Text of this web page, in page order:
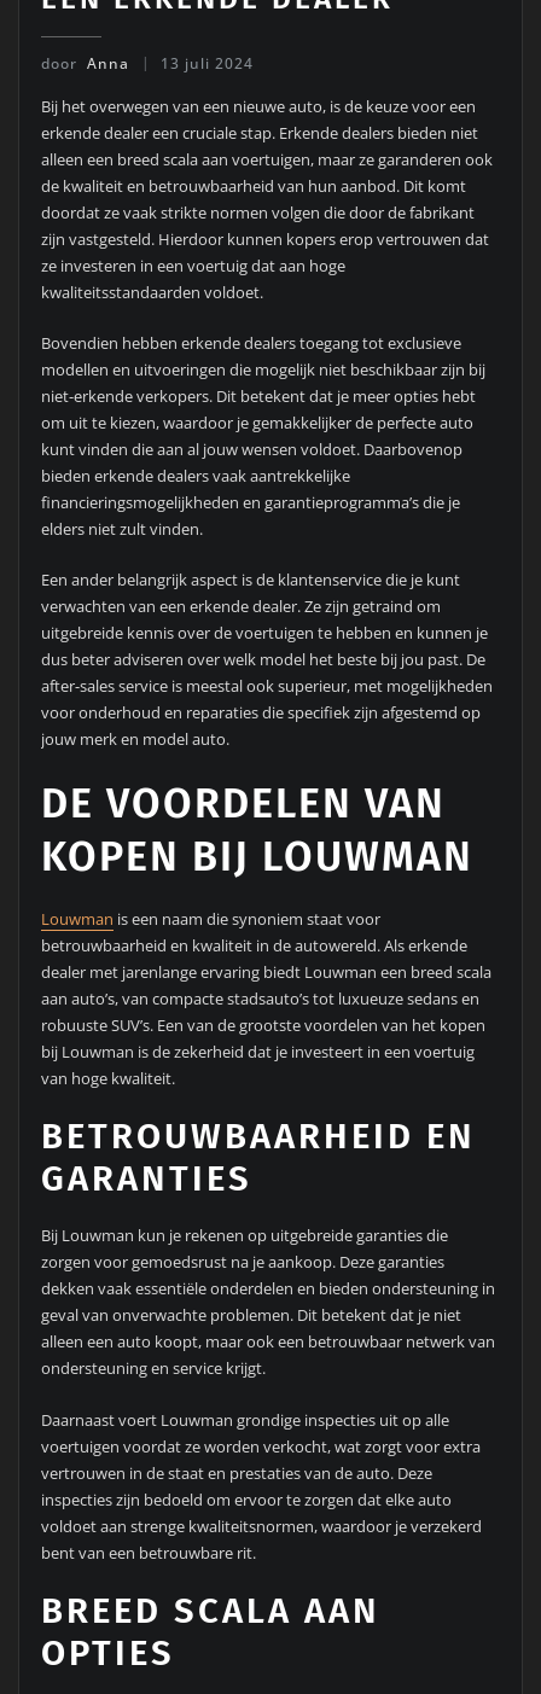
door Anna 13 juli 2024
Bij het overwegen van een nieuwe auto, is de keuze voor een
erkende dealer een cruciale stap. Erkende dealers bieden niet
alleen een breed scala aan voertuigen, maar ze garanderen ook
de kwaliteit en betrouwbaarheid van hun aanbod. Dit komt
doordat ze vaak strikte normen volgen die door de fabrikant
zijn vastgesteld. Hierdoor kunnen kopers erop vertrouwen dat
ze investeren in een voertuig dat aan hoge
kwaliteitsstandaarden voldoet.
Bovendien hebben erkende dealers toegang tot exclusieve
modellen en uitvoeringen die mogelijk niet beschikbaar zijn bij
niet-erkende verkopers. Dit betekent dat je meer opties hebt
om uit te kiezen, waardoor je gemakkelijker de perfecte auto
kunt vinden die aan al jouw wensen voldoet. Daarbovenop
bieden erkende dealers vaak aantrekkelijke
financieringsmogelijkheden en garantieprogramma’s die je
elders niet zult vinden.
Een ander belangrijk aspect is de klantenservice die je kunt
verwachten van een erkende dealer. Ze zijn getraind om
uitgebreide kennis over de voertuigen te hebben en kunnen je
dus beter adviseren over welk model het beste bij jou past. De
after-sales service is meestal ook superieur, met mogelijkheden
voor onderhoud en reparaties die specifiek zijn afgestemd op
jouw merk en model auto.
DE VOORDELEN VAN
KOPEN BIJ LOUWMAN
Louwman is een naam die synoniem staat voor
betrouwbaarheid en kwaliteit in de autowereld. Als erkende
dealer met jarenlange ervaring biedt Louwman een breed scala
aan auto’s, van compacte stadsauto’s tot luxueuze sedans en
robuuste SUV’s. Een van de grootste voordelen van het kopen
bij Louwman is de zekerheid dat je investeert in een voertuig
van hoge kwaliteit.
BETROUWBAARHEID EN
GARANTIES
Bij Louwman kun je rekenen op uitgebreide garanties die
zorgen voor gemoedsrust na je aankoop. Deze garanties
dekken vaak essentiële onderdelen en bieden ondersteuning in
geval van onverwachte problemen. Dit betekent dat je niet
alleen een auto koopt, maar ook een betrouwbaar netwerk van
ondersteuning en service krijgt.
Daarnaast voert Louwman grondige inspecties uit op alle
voertuigen voordat ze worden verkocht, wat zorgt voor extra
vertrouwen in de staat en prestaties van de auto. Deze
inspecties zijn bedoeld om ervoor te zorgen dat elke auto
voldoet aan strenge kwaliteitsnormen, waardoor je verzekerd
bent van een betrouwbare rit.
BREED SCALA AAN
OPTIES